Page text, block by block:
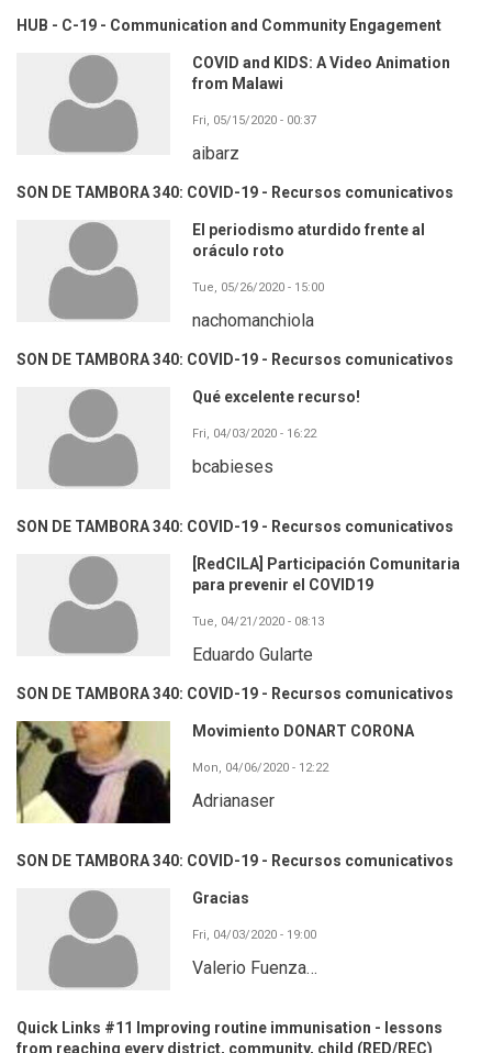
HUB - C-19 - Communication and Community Engagement
COVID and KIDS: A Video Animation
from Malawi
Fri, 05/15/2020 - 00:37
aibarz
SON DE TAMBORA 340: COVID-19 - Recursos comunicativos
El periodismo aturdido frente al
oráculo roto
Tue, 05/26/2020 - 15:00
nachomanchiola
SON DE TAMBORA 340: COVID-19 - Recursos comunicativos
Qué excelente recurso!
Fri, 04/03/2020 - 16:22
bcabieses
SON DE TAMBORA 340: COVID-19 - Recursos comunicativos
[RedCILA] Participación Comunitaria
para prevenir el COVID19
Tue, 04/21/2020 - 08:13
Eduardo Gularte
SON DE TAMBORA 340: COVID-19 - Recursos comunicativos
Movimiento DONART CORONA
Mon, 04/06/2020 - 12:22
Adrianaser
SON DE TAMBORA 340: COVID-19 - Recursos comunicativos
Gracias
Fri, 04/03/2020 - 19:00
Valerio Fuenza…
Quick Links #11 Improving routine immunisation - lessons
from reaching every district, community, child (RED/REC)